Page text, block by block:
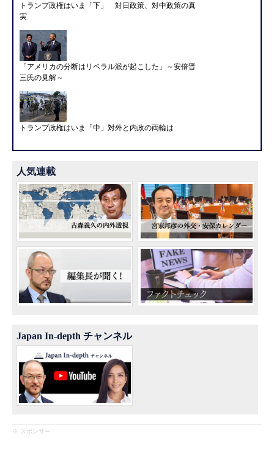
トランプ政権はいま「下」 対日政策、対中政策の真
実
「アメリカの分断はリベラル派が起こした」～安倍晋
三氏の見解～
トランプ政権はいま「中」対外と内政の両輪は
人気連載
Japan In-depth チャンネル
※ スポンサー